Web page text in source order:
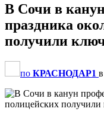
В Сочи в
праздника
получили
по КРАСНОДАР1 в